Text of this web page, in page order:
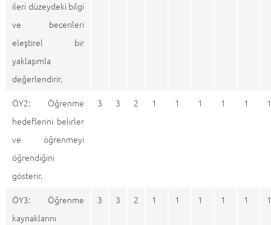
ileri düzeydeki bilgi
ve becerileri
eleştirel bir
yaklaşımla
değerlendirir.
ÖY2: Öğrenme
hedeflerini belirler
ve öğrenmeyi
öğrendiğini
gösterir.
3 3 2 1 1 1 1 1 1
ÖY3: Öğrenme
kaynaklarını
3 3 2 1 1 1 1 1 1